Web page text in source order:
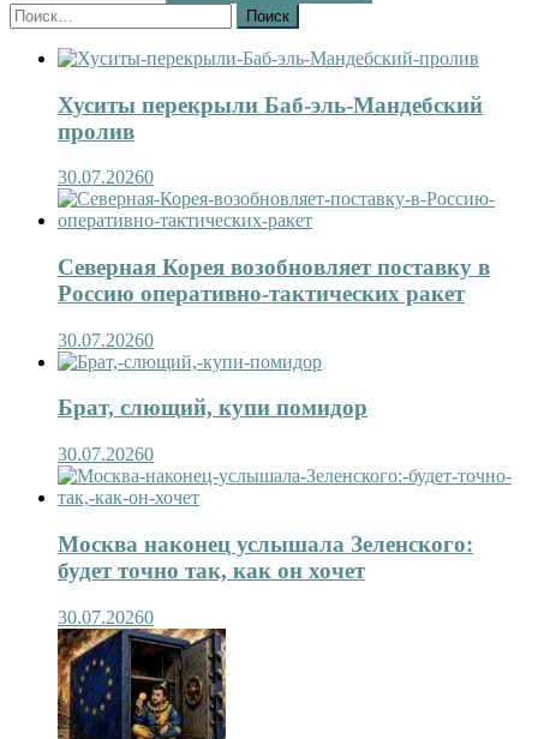
Найти:
Хуситы перекрыли Баб-эль-Мандебский
пролив
30.07.20260
Северная Корея возобновляет поставку в
Россию оперативно-тактических ракет
30.07.20260
Брат, слющий, купи помидор
30.07.20260
Москва наконец услышала Зеленского:
будет точно так, как он хочет
30.07.20260